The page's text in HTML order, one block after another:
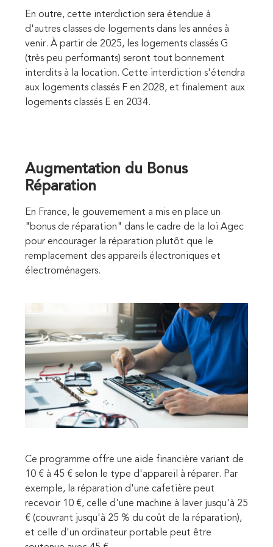
En outre, cette interdiction sera étendue à
d'autres classes de logements dans les années à
venir. À partir de 2025, les logements classés G
(très peu performants) seront tout bonnement
interdits à la location. Cette interdiction s'étendra
aux logements classés F en 2028, et finalement aux
logements classés E en 2034.
Augmentation du Bonus
Réparation
En France, le gouvernement a mis en place un
"bonus de réparation" dans le cadre de la loi Agec
pour encourager la réparation plutôt que le
remplacement des appareils électroniques et
électroménagers.
Ce programme offre une aide financière variant de
10 € à 45 € selon le type d'appareil à réparer. Par
exemple, la réparation d'une cafetière peut
recevoir 10 €, celle d'une machine à laver jusqu'à 25
€ (couvrant jusqu'à 25 % du coût de la réparation),
et celle d'un ordinateur portable peut être